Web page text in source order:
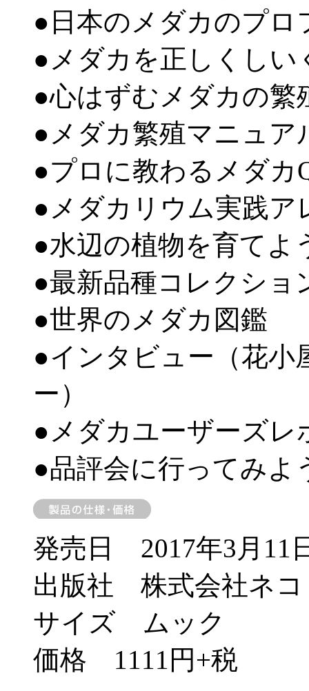
●日本のメダカのプロ
●メダカを正しくしい
●心はずむメダカの繁
●メダカ繁殖マニュア
●プロに教わるメダカ
●メダカリウム実践ア
●水辺の植物を育てよ
●最新品種コレクショ
●世界のメダカ図鑑
●インタビュー（花小
ー）
●メダカユーザーズレ
●品評会に行ってみよ
発売日 2017年3月11
出版社 株式会社ネコ
サイズ ムック
価格 1111円+税